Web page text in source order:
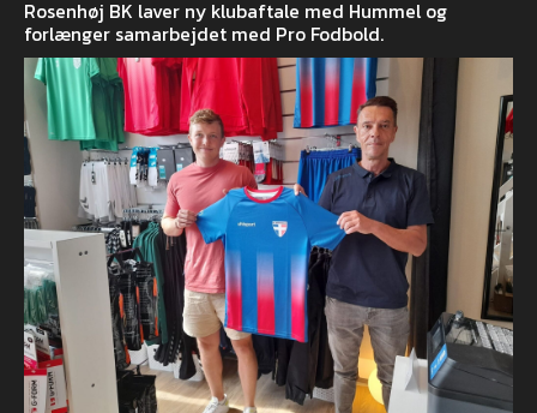
Rosenhøj BK laver ny klubaftale med Hummel og
forlænger samarbejdet med Pro Fodbold.